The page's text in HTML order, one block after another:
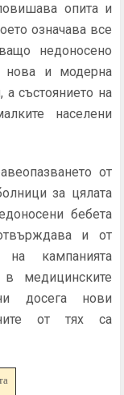
опита и
означава все
недоносено
нова и модерна
а състоянието на
населени
от
за цялата
бебета
и от
на кампанията
медицинските
досега нови
от тях са